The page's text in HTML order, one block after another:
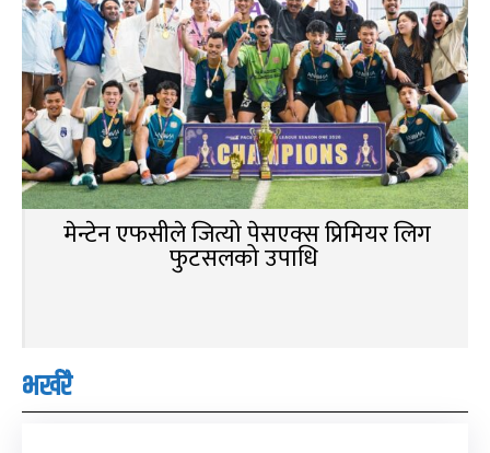
मेन्टेन एफसीले जित्यो पेसएक्स प्रिमियर लिग
फुटसलको उपाधि
भर्खरै